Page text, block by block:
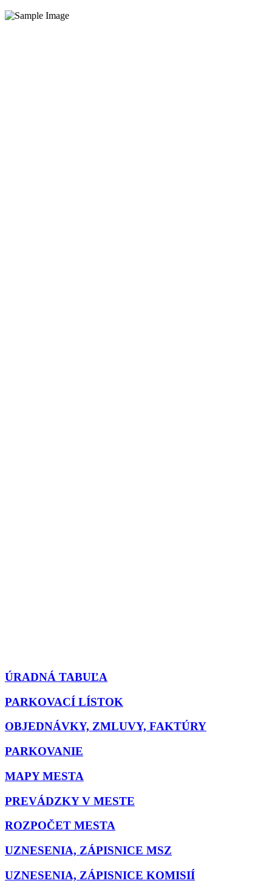
ÚRADNÁ TABUĽA
PARKOVACÍ LÍSTOK
OBJEDNÁVKY, ZMLUVY, FAKTÚRY
PARKOVANIE
MAPY MESTA
PREVÁDZKY V MESTE
ROZPOČET MESTA
UZNESENIA, ZÁPISNICE MSZ
UZNESENIA, ZÁPISNICE KOMISIÍ